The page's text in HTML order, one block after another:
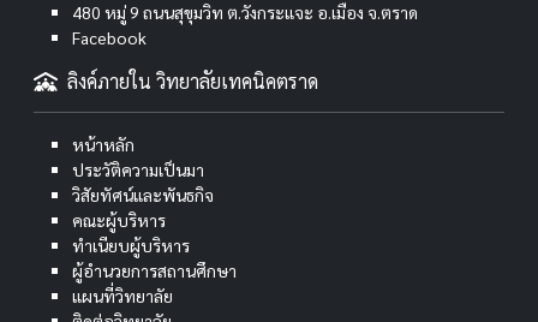
480 หมู่ 9 ถนนสุขุมวิท ต.วังกระแจะ อ.เมือง จ.ตราด
Facebook
ลิงค์ภายใน วิทยาลัยเทคนิคตราด
หน้าหลัก
ประวัติความเป็นมา
วิสัยทัศน์และพันธกิจ
คณะผู้บริหาร
ทำเนียบผู้บริหาร
ผู้อำนวยการสถานศึกษา
แผนที่วิทยาลัย